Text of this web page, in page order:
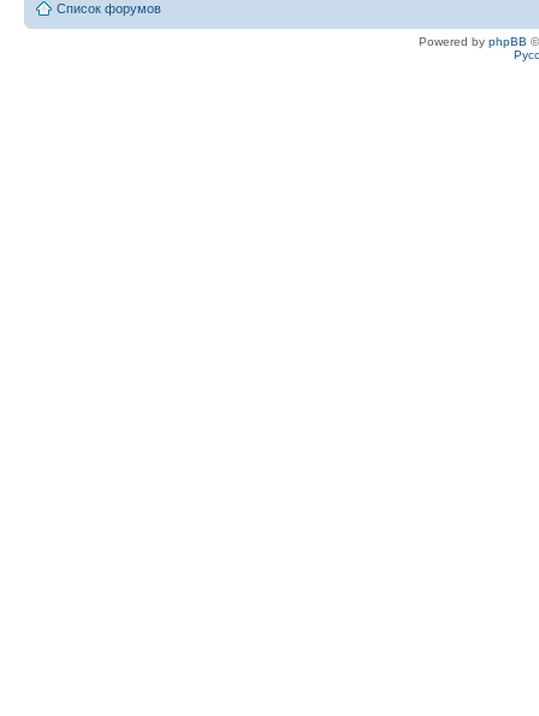
Список форумов
Powered by phpBB